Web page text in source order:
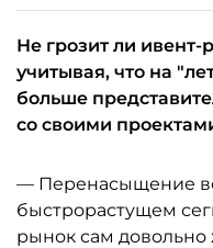
Не грозит ли
учитывая, что на
больше
со своими
— Перенасыщение
быстрорастущем
рынок сам довольно